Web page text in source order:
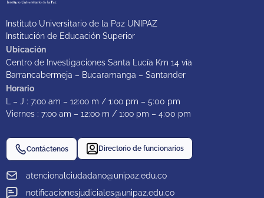
Instituto Universitario de la Paz UNIPAZ
Institución de Educación Superior
Ubicación
Centro de Investigaciones Santa Lucía Km 14 vía
Barrancabermeja – Bucaramanga – Santander
Horario
L – J : 7:oo am – 12:oo m / 1:oo pm – 5:00 pm
Viernes : 7:oo am – 12:oo m / 1:oo pm – 4:00 pm
atencionalciudadano@unipaz.edu.co
notificacionesjudiciales@unipaz.edu.co
Contáctenos Directorio de funcionarios